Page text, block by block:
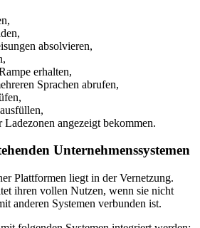
absolvieren,
erhalten,
Sprachen abrufen,
Ladezonen angezeigt bekommen.
Unternehmenssystemen
Plattformen liegt in der Vernetzung.
ihren vollen Nutzen, wenn sie nicht
anderen Systemen verbunden ist.